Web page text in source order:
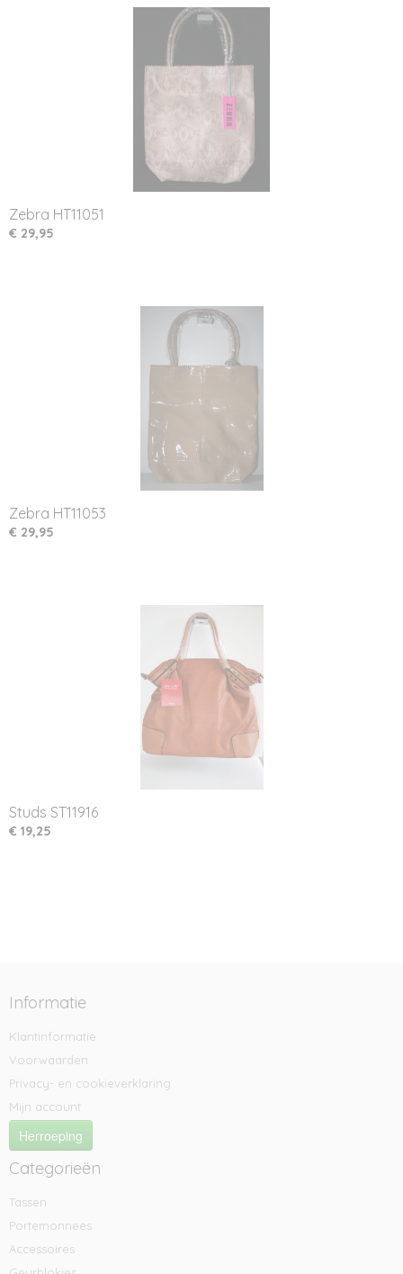
Zebra HT11051
€ 29,95
Zebra HT11053
€ 29,95
Studs ST11916
€ 19,25
Informatie
Klantinformatie
Voorwaarden
Privacy- en cookieverklaring
Mijn account
Herroeping
Categorieën
Tassen
Portemonnees
Accessoires